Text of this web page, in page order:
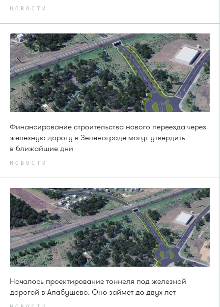
НОВОСТИ
Финансирование строительства нового переезда через
железную дорогу в Зеленограде могут утвердить
в ближайшие дни
НОВОСТИ
Началось проектирование тоннеля под железной
дорогой в Алабушево. Оно займет до двух лет